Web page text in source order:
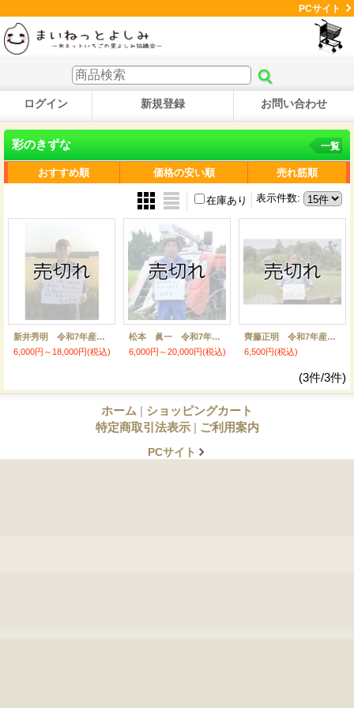
PCサイト
ログイン 新規登録 お問い合わせ
彩のきずな 一覧
おすすめ順 価格の安い順 売れ筋順
表示件数:
在庫あり
新井秀明 令和7年産 埼玉県吉見町産米
6,000円～18,000円(税込)
松本 眞一 令和7年産吉見町産米 彩のきずな
6,000円～20,000円(税込)
齊藤正明 令和7年産吉見町産米 彩のきずな
6,500円(税込)
(3件/3件)
ホーム | ショッピングカート
特定商取引法表示 | ご利用案内
PCサイト